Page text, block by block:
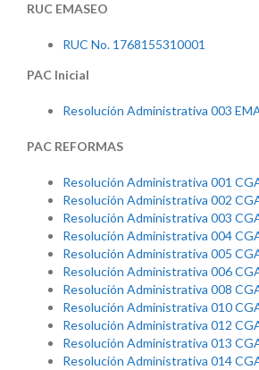
RUC EMASEO
RUC No. 1768155310001
PAC Inicial
Resolución Administrativa 003
PAC REFORMAS
Resolución Administrativa 001
Resolución Administrativa 002
Resolución Administrativa 003
Resolución Administrativa 004
Resolución Administrativa 005
Resolución Administrativa 006
Resolución Administrativa 008
Resolución Administrativa 010
Resolución Administrativa 012
Resolución Administrativa 013
Resolución Administrativa 014